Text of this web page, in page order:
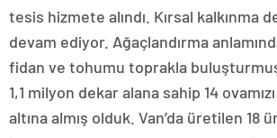
tesis hizmete alındı. Kırsal kalkınma
devam ediyor. Ağaçlandırma
fidan ve tohumu toprakla
1,1 milyon dekar alana sahip 14
altına almış olduk. Van’da üretilen 18